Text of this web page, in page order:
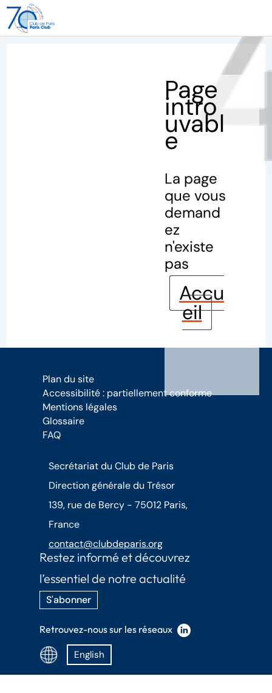
Page
intro
uvabl
e
La page
que vous
demand
ez
n'existe
pas
Accu
eil
Plan du site
Accessibilité : partiellement conforme
Mentions légales
Glossaire
FAQ
Secrétariat du Club de Paris
Direction générale du Trésor
139, rue de Bercy - 75012 Paris,
France
contact@clubdeparis.org
Restez informé et découvrez
l’essentiel de notre actualité
S'abonner
Retrouvez-nous sur les réseaux
English